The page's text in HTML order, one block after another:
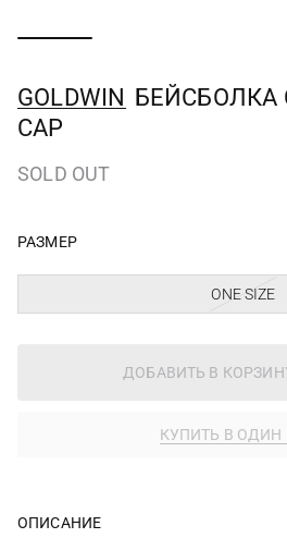
GOLDWIN БЕЙСБОЛКА
CAP
SOLD OUT
РАЗМЕР
ONE SIZE
ДОБАВИТЬ В
КУПИТЬ В ОДИН
ОПИСАНИЕ